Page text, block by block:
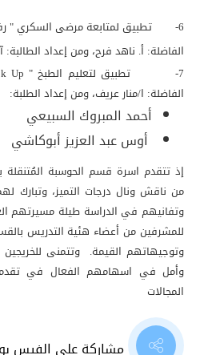
6- تطبيق لمتابعة مرضى السكري "
الفاضلة: أ. ناهد فرح، ومن إعداد الطالبة:
الفاضلة: ا/منار عريف، ومن إعداد الطلبة:
أحمد المبروك السبيعي
أوس عبد العزيز أبوكاشي
إذ تتقدم اسرة قسم الحوسبة المُتنقلة
من ناقش ونال درجات التميز، وتبارك
وتفانيهم في الدراسة طيلة مسيرتهم
للمشرفين من أعضاء هئية التدريس
وتوجيهاتهم القيمة. وتتمنى
وأمل في اسهامهم الفعال في تقدم
المجالات
مشاركة على الفيس